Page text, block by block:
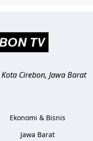
Kota Cirebon, Jawa Barat
Ekonomi & Bisnis
Jawa Barat